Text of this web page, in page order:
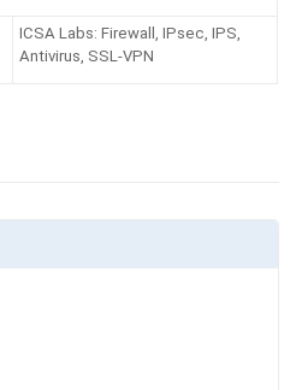
ICSA Labs: Firewall, IPsec, IPS,
Antivirus, SSL-VPN